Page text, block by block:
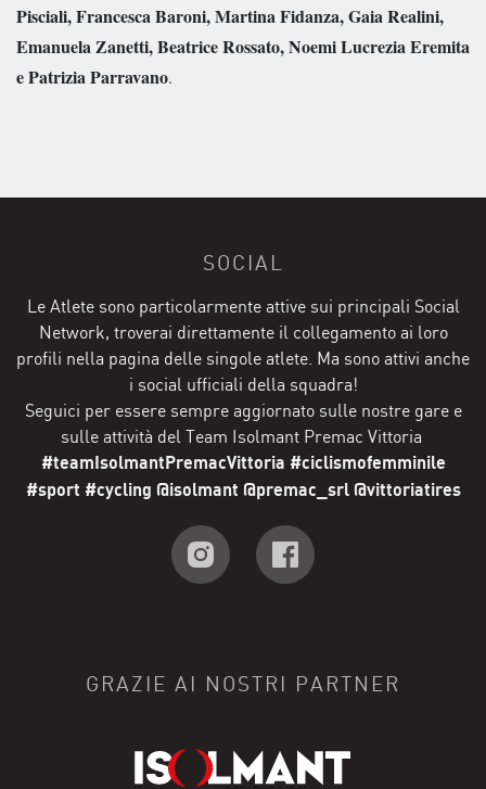
Pisciali, Francesca Baroni, Martina Fidanza, Gaia Realini,
Emanuela Zanetti, Beatrice Rossato, Noemi Lucrezia Eremita
e Patrizia Parravano.
SOCIAL
Le Atlete sono particolarmente attive sui principali Social
Network, troverai direttamente il collegamento ai loro
profili nella pagina delle singole atlete. Ma sono attivi anche
i social ufficiali della squadra!
Seguici per essere sempre aggiornato sulle nostre gare e
sulle attività del Team Isolmant Premac Vittoria
#teamIsolmantPremacVittoria #ciclismofemminile
#sport #cycling @isolmant @premac_srl @vittoriatires
GRAZIE AI NOSTRI PARTNER